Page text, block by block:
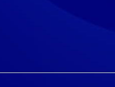
Hyväksy pakolliset